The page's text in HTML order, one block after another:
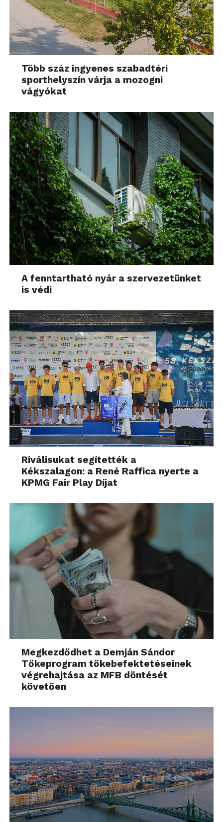
Több száz ingyenes szabadtéri
sporthelyszín várja a mozogni
vágyókat
A fenntartható nyár a szervezetünket
is védi
Riválisukat segítették a
Kékszalagon: a René Raffica nyerte a
KPMG Fair Play Díjat
Megkezdődhet a Demján Sándor
Tőkeprogram tőkebefektetéseinek
végrehajtása az MFB döntését
követően